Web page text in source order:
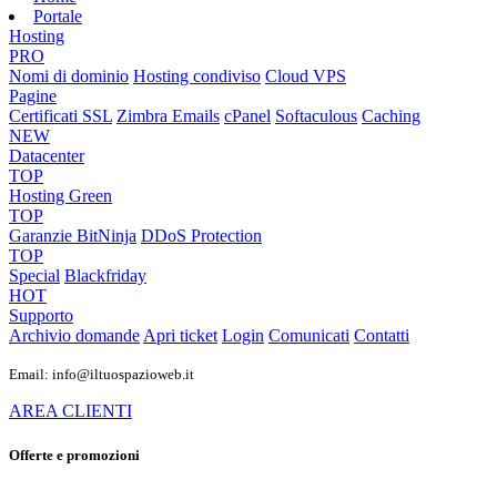
Portale
Hosting
PRO
Nomi di dominio Hosting condiviso Cloud VPS
Pagine
Certificati SSL Zimbra Emails cPanel Softaculous Caching
NEW
Datacenter
TOP
Hosting Green
TOP
Garanzie BitNinja DDoS Protection
TOP
Special Blackfriday
HOT
Supporto
Archivio domandeApri ticket Login Comunicati Contatti
Email: info@iltuospazioweb.it
AREA CLIENTI
Offerte e promozioni